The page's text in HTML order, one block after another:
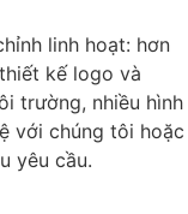
linh hoạt: hơn
kế logo và
trường, nhiều hình
với chúng tôi hoặc
yêu cầu.